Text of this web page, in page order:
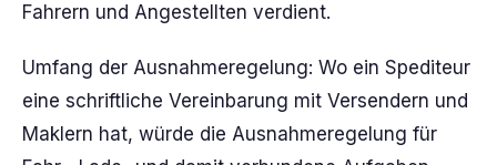
Fahrern und Angestellten verdient.
Umfang der Ausnahmeregelung: Wo ein Spediteur
eine schriftliche Vereinbarung mit Versendern und
Maklern hat, würde die Ausnahmeregelung für